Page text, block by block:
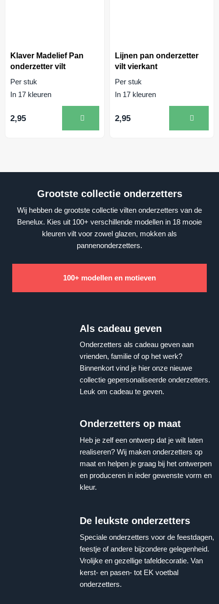
Klaver Madelief Pan
onderzetter vilt
Per stuk
In 17 kleuren
2,95
Lijnen pan onderzetter
vilt vierkant
Per stuk
In 17 kleuren
2,95
Grootste collectie onderzetters
Wij hebben de grootste collectie vilten onderzetters van de
Benelux. Kies uit 100+ verschillende modellen in 18 mooie
kleuren vilt voor zowel glazen, mokken als
pannenonderzetters.
100+ modellen en motieven
Als cadeau geven
Onderzetters als cadeau geven aan
vrienden, familie of op het werk?
Binnenkort vind je hier onze nieuwe
collectie gepersonaliseerde onderzetters.
Leuk om cadeau te geven.
Onderzetters op maat
Heb je zelf een ontwerp dat je wilt laten
realiseren? Wij maken onderzetters op
maat en helpen je graag bij het ontwerpen
en produceren in ieder gewenste vorm en
kleur.
De leukste onderzetters
Speciale onderzetters voor de feestdagen,
feestje of andere bijzondere gelegenheid.
Vrolijke en gezellige tafeldecoratie. Van
kerst- en pasen- tot EK voetbal
onderzetters.